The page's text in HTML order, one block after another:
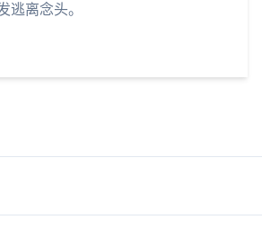
逃离念头。